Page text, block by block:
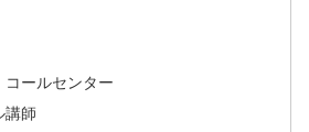
コールセンター
講師